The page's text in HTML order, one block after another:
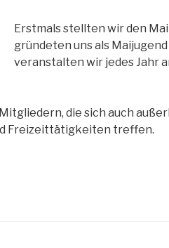
Erstmals stellten wir den
gründeten uns als
veranstalten wir jedes Jahr
die sich auch
Freizeittätigkeiten treffen.